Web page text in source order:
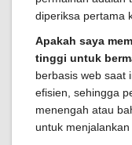
diperiksa pertama
Apakah saya
tinggi untuk
berbasis web saat
efisien, sehingga
menengah atau
untuk